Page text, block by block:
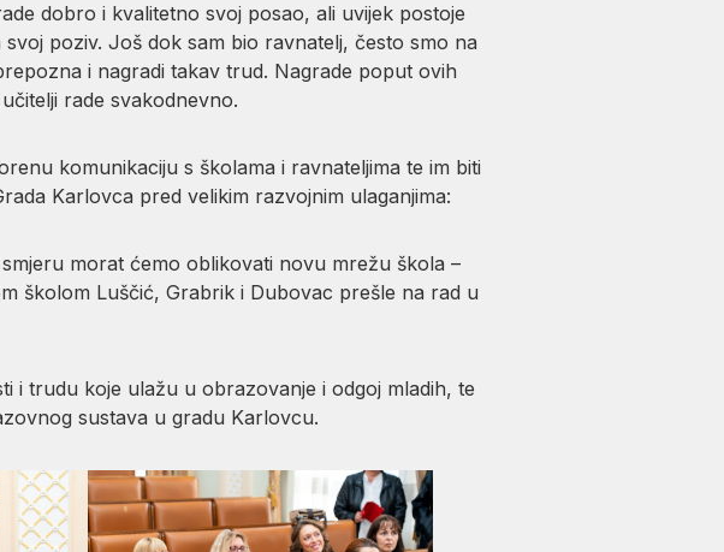
dobro i kvalitetno svoj posao, ali uvijek postoje
svoj poziv. Još dok sam bio ravnatelj, često smo na
i nagradi takav trud. Nagrade poput ovih
rade svakodnevno.
komunikaciju s školama i ravnateljima te im biti
Karlovca pred velikim razvojnim ulaganjima:
morat ćemo oblikovati novu mrežu škola –
školom Luščić, Grabrik i Dubovac prešle na rad u
i trudu koje ulažu u obrazovanje i odgoj mladih, te
sustava u gradu Karlovcu.